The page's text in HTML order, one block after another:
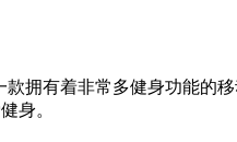
款拥有着非常多健身功能的
身。